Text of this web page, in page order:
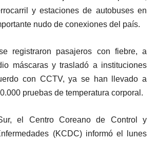
y estaciones de autobuses en
nudo de conexiones del país.
registraron pasajeros con fiebre, a
máscaras y trasladó a instituciones
con CCTV, ya se han llevado a
pruebas de temperatura corporal.
el Centro Coreano de Control y
(KCDC) informó el lunes